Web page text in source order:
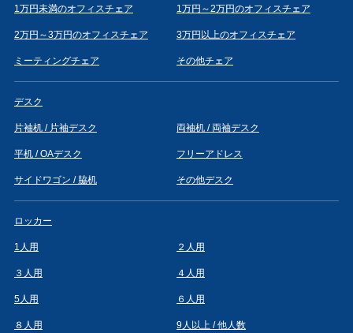
1万円未満のオフィスチェア 1万円～2万円のオフィスチェア
2万円～3万円のオフィスチェア 3万円以上のオフィスチェア
ミーティングチェア その他チェア
デスク
片袖机 / 片袖デスク 両袖机 / 両袖デスク
平机 / OAデスク フリーアドレス
サイドワゴン / 脇机 その他デスク
ロッカー
1人用 ２人用
３人用 ４人用
5人用 ６人用
８人用 9人以上 / 他人数